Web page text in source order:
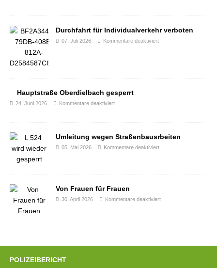
Durchfahrt für Individualverkehr verboten
07. Juli 2026 Kommentare deaktiviert
Hauptstraße Oberdielbach gesperrt
24. Juni 2026 Kommentare deaktiviert
Umleitung wegen Straßenbausrbeiten
05. Mai 2026 Kommentare deaktiviert
Von Frauen für Frauen
30. April 2026 Kommentare deaktiviert
POLIZEIBERICHT